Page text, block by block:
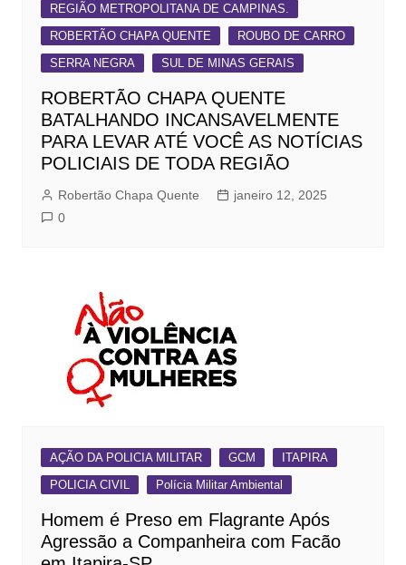
REGIÃO METROPOLITANA DE CAMPINAS.
ROBERTÃO CHAPA QUENTE
ROUBO DE CARRO
SERRA NEGRA
SUL DE MINAS GERAIS
ROBERTÃO CHAPA QUENTE
BATALHANDO INCANSAVELMENTE
PARA LEVAR ATÉ VOCÊ AS NOTÍCIAS
POLICIAIS DE TODA REGIÃO
Robertão Chapa Quente
janeiro 12, 2025
0
AÇÃO DA POLICIA MILITAR GCM
ITAPIRA
POLICIA CIVIL
Polícia Militar Ambiental
Homem é Preso em Flagrante Após
Agressão a Companheira com Facão